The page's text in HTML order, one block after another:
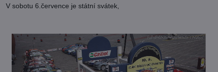
V sobotu 6.července je státní svátek,